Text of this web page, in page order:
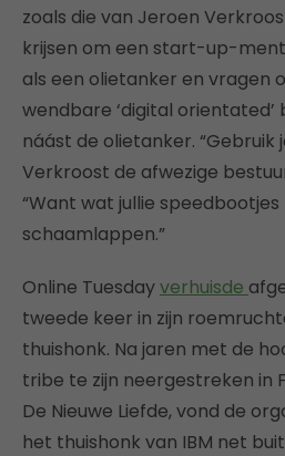
zoals die van Jeroen
krijsen om een start-up-
als een olietanker en vragen
wendbare ‘digital orientated’
náást de olietanker. “Gebruik
Verkroost de afwezige
“Want wat jullie
schaamlappen.”
Online Tuesdayverhuisde
tweede keer in zijn
thuishonk. Na jaren met de
tribe te zijn neergestreken in
De Nieuwe Liefde, vond de
het thuishonk van IBM net